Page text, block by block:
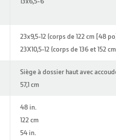
23x9,5-12 (corps de 122 cm [48
23X10,5-12 (corps de 136 et 152
Siège à dossier haut avec
57,1 cm
48 in.
122 cm
54 in.